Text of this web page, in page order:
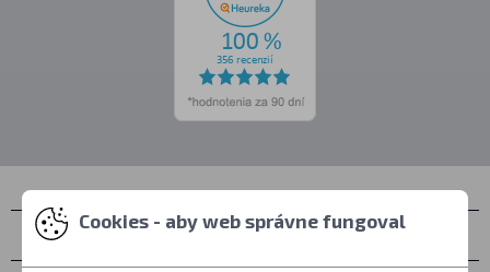
Kontakty
Cookies - aby web správne fungoval